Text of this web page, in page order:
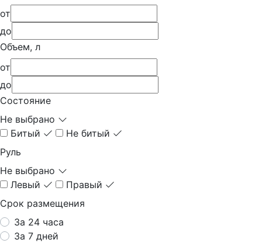
от
до
Объем, л
от
до
Состояние
Не выбрано
Битый
Не битый
Руль
Не выбрано
Левый
Правый
Срок размещения
За 24 часа
За 7 дней